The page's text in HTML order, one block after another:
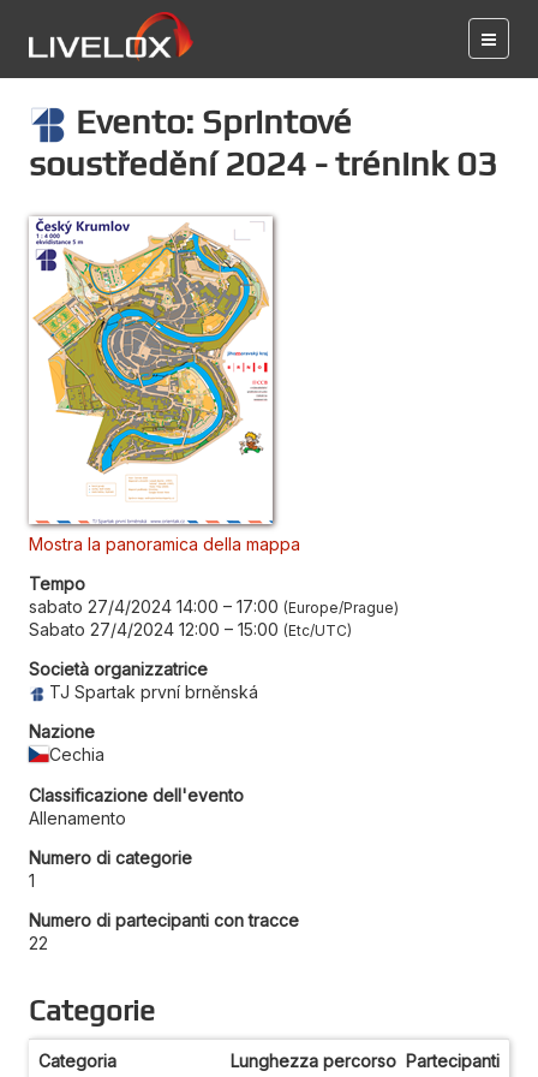
Evento: Sprintové
soustředění 2024 - trénink 03
Mostra la panoramica della mappa
Tempo
sabato 27/4/2024 14:00 – 17:00 Europe/Prague
Sabato 27/4/2024 12:00 – 15:00 Etc/UTC
Società organizzatrice
TJ Spartak první brněnská
Nazione
Cechia
Classificazione dell'evento
Allenamento
Numero di categorie
1
Numero di partecipanti con tracce
22
Categorie
Categoria Lunghezza percorso Partecipanti